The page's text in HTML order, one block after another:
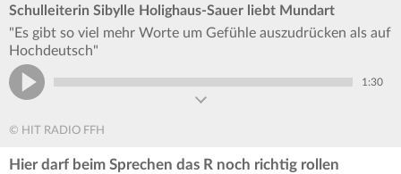
Schulleiterin Sibylle Holighaus-Sauer liebt Mundart
"Es gibt so viel mehr Worte um Gefühle auszudrücken als auf
Hochdeutsch"
1:30
© HIT RADIO FFH
Hier darf beim Sprechen das R noch richtig rollen